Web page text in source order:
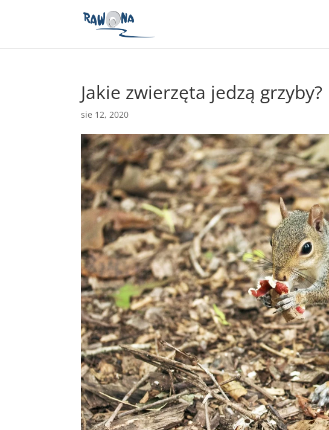
Jakie zwierzęta jedzą grzyby?
sie 12, 2020